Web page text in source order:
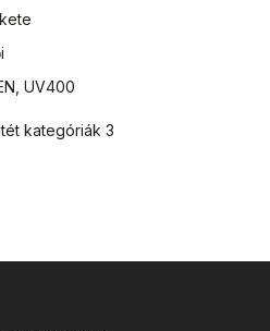
UV400
kategóriák 3